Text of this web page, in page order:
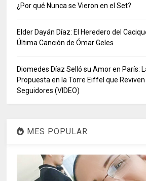
¿Por qué Nunca se Vieron en el Set?
Elder Dayán Díaz: El Heredero del
Última Canción de Ómar Geles
Diomedes Díaz Selló su Amor en París:
Propuesta en la Torre Eiffel que Reviven
Seguidores (VIDEO)
MES POPULAR